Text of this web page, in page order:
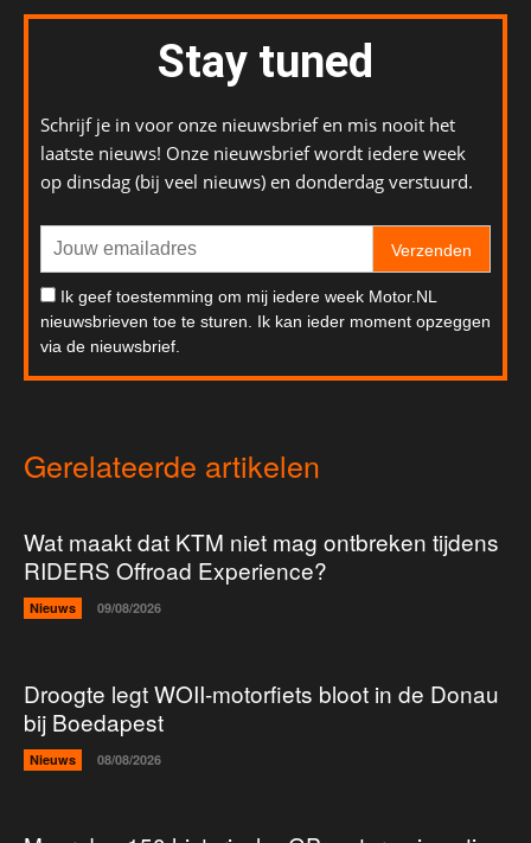
Stay tuned
Schrijf je in voor onze nieuwsbrief en mis nooit het
laatste nieuws! Onze nieuwsbrief wordt iedere week
op dinsdag (bij veel nieuws) en donderdag verstuurd.
Verzenden
Ik geef toestemming om mij iedere week Motor.NL
nieuwsbrieven toe te sturen. Ik kan ieder moment opzeggen
via de nieuwsbrief.
Gerelateerde artikelen
Wat maakt dat KTM niet mag ontbreken tijdens
RIDERS Offroad Experience?
Nieuws 09/08/2026
Droogte legt WOII-motorfiets bloot in de Donau
bij Boedapest
Nieuws 08/08/2026